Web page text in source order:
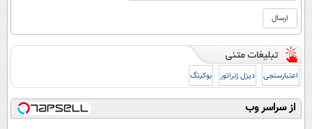
اعتبارسنجی دیزل ژنراتور بوکینگ
از سراسر وب